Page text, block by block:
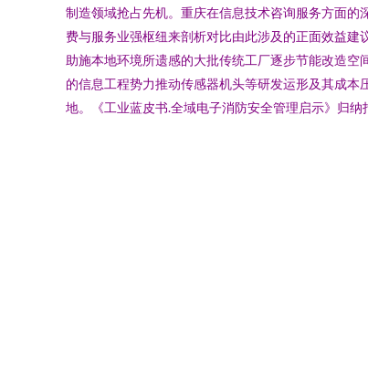
制造领域抢占先机。重庆在信息技术咨询服务方面
费与服务业强枢纽来剖析对比由此涉及的正面效益建
助施本地环境所遗感的大批传统工厂逐步节能改造
的信息工程势力推动传感器机头等研发运形及其成
地。《工业蓝皮书.全域电子消防安全管理启示》归纳